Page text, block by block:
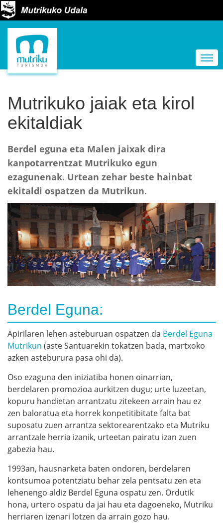
b
Mutrikuko jaiak eta kirol
ekitaldiak
Berdel eguna eta Malen jaixak dira
kanpotarrentzat Mutrikuko egun
ezagunenak. Urtean zehar beste hainbat
ekitaldi ospatzen da Mutrikun.
Berdel Eguna:
Apirilaren lehen asteburuan ospatzen da Berdel Eguna
Mutrikun (aste Santuarekin tokatzen bada, martxoko
azken asteburura pasa ohi da).
Oso ezaguna den iniziatiba honen oinarrian,
berdelaren promozioa aurkitzen dugu; urte luzeetan,
kopuru handietan arrantzatu zitekeen arrain hau ez
zen baloratua eta horrek konpetitibitate falta bat
suposatu zuen arrantza sektorearentzako eta Mutriku
arrantzale herria izanik, urteetan pairatu izan zuen
gabezia hau.
1993an, hausnarketa baten ondoren, berdelaren
kontsumoa potentziatu behar zela pentsatu zen eta
lehenengo aldiz Berdel Eguna ospatu zen. Ordutik
hona, urtero ospatu da jai hau eta dagoeneko, Mutriku
herriaren izenari lotzen da arrain gozo hau.